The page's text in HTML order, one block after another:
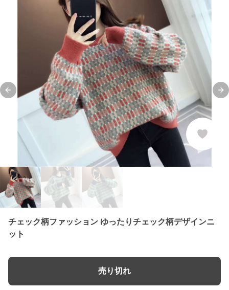
Previous slide
チェック柄ファッション ゆったりチェック柄デザインニ
ット
売り切れ